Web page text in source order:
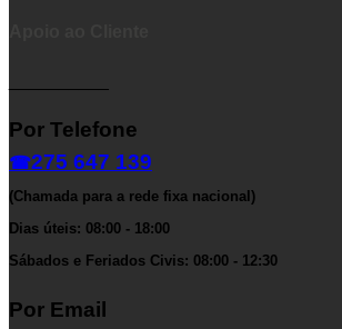
Por Telefone
☎275 647 139
(Chamada para a rede fixa nacional)
Dias úteis: 08:00 - 18:00
Sábados e Feriados Civis: 08:00 - 12:30
Por Email